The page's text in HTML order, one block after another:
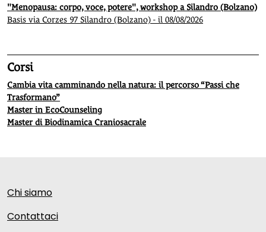
"Menopausa: corpo, voce, potere", workshop a Silandro (Bolzano)
Basis via Corzes 97 Silandro (Bolzano) - il 08/08/2026
Corsi
Cambia vita camminando nella natura: il percorso “Passi che
Trasformano”
Master in EcoCounseling
Master di Biodinamica Craniosacrale
Chi siamo
Contattaci